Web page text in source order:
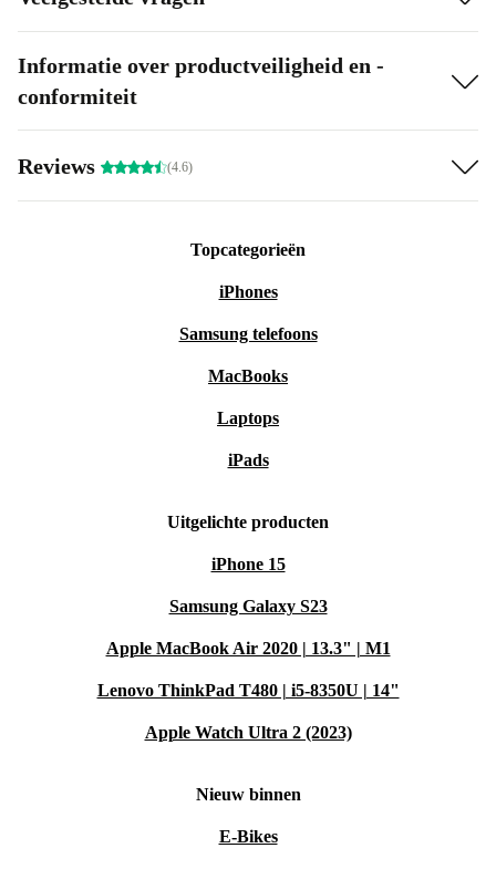
je favoriete games of je favoriete tv-programma in de beste
Informatie over productveiligheid en -
conformiteit
Reviews (4.6)
Topcategorieën
iPhones
Samsung telefoons
MacBooks
Laptops
iPads
Uitgelichte producten
iPhone 15
Samsung Galaxy S23
Apple MacBook Air 2020 | 13.3" | M1
Lenovo ThinkPad T480 | i5-8350U | 14"
Apple Watch Ultra 2 (2023)
Nieuw binnen
E-Bikes